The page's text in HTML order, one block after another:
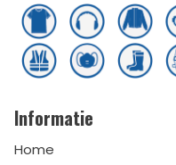
Informatie
Home